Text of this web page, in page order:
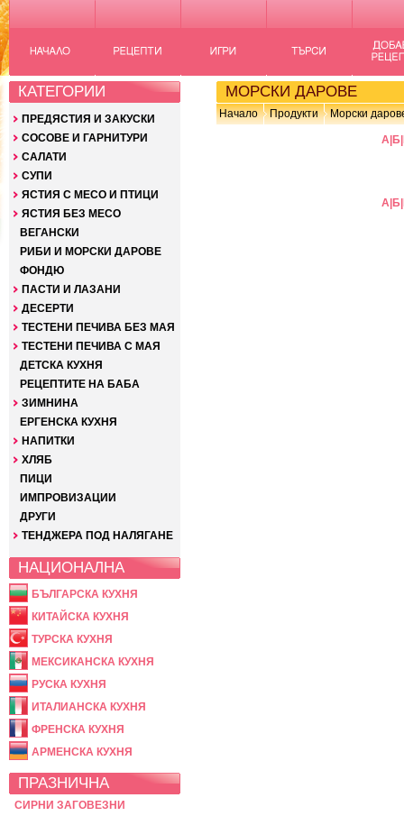
КАТЕГОРИИ
ПРЕДЯСТИЯ И ЗАКУСКИ
СОСОВЕ И ГАРНИТУРИ
САЛАТИ
СУПИ
ЯСТИЯ С МЕСО И ПТИЦИ
ЯСТИЯ БЕЗ МЕСО
ВЕГАНСКИ
РИБИ И МОРСКИ ДАРОВЕ
ФОНДЮ
ПАСТИ И ЛАЗАНИ
ДЕСЕРТИ
ТЕСТЕНИ ПЕЧИВА БЕЗ МАЯ
ТЕСТЕНИ ПЕЧИВА С МАЯ
ДЕТСКА КУХНЯ
РЕЦЕПТИТЕ НА БАБА
ЗИМНИНА
ЕРГЕНСКА КУХНЯ
НАПИТКИ
ХЛЯБ
ПИЦИ
ИМПРОВИЗАЦИИ
ДРУГИ
ТЕНДЖЕРА ПОД НАЛЯГАНЕ
НАЦИОНАЛНА
БЪЛГАРСКА КУХНЯ
КИТАЙСКА КУХНЯ
ТУРСКА КУХНЯ
МЕКСИКАНСКА КУХНЯ
РУСКА КУХНЯ
ИТАЛИАНСКА КУХНЯ
ФРЕНСКА КУХНЯ
АРМЕНСКА КУХНЯ
ПРАЗНИЧНА
СИРНИ ЗАГОВЕЗНИ
МОРСКИ ДАРОВЕ
Начало Продукти Морски
А Б
А Б